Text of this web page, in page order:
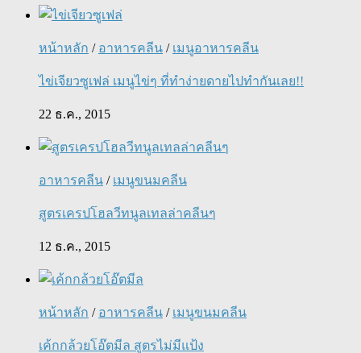
หน้าหลัก / อาหารคลีน / เมนูอาหารคลีน
ไข่เจียวซูเฟล่ เมนูไข่ๆ ที่ทำง่ายดายไปทำกันเลย!!
22 ธ.ค., 2015
อาหารคลีน / เมนูขนมคลีน
สูตรเครปโฮลวีทนูลเทลล่าคลีนๆ
12 ธ.ค., 2015
หน้าหลัก / อาหารคลีน / เมนูขนมคลีน
เค้กกล้วยโอ๊ตมีล สูตรไม่มีแป้ง